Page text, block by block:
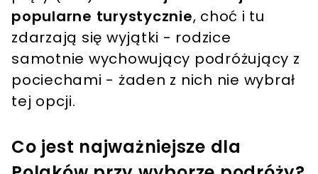
popularne turystycznie, choć i tu
zdarzają się wyjątki - rodzice
samotnie wychowujący podróżujący z
pociechami - żaden z nich nie wybrał
tej opcji.
Co jest najważniejsze dla